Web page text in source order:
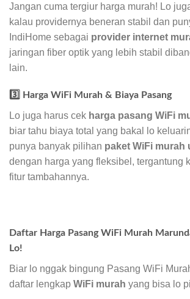
Jangan cuma tergiur harga murah! Lo
kalau providernya beneran stabil dan
IndiHome sebagai provider internet
jaringan fiber optik yang lebih stabil
lain.
3️⃣ Harga WiFi Murah & Biaya Pasang
Lo juga harus cek harga pasang WiFi
biar tahu biaya total yang bakal lo
punya banyak pilihan paket WiFi murah
dengan harga yang fleksibel, tergantung
fitur tambahannya.
Daftar Harga Pasang WiFi Murah
Lo!
Biar lo nggak bingung Pasang WiFi
daftar lengkap WiFi murah yang bisa lo